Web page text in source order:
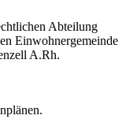
Abteilung
Einwohnergemeinde
A.Rh.